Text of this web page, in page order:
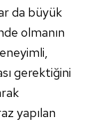
da büyük
olmanın
gerektiğini
yapılan